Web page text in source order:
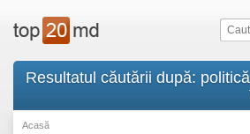
Resultatul căutării după: politică
Acasă